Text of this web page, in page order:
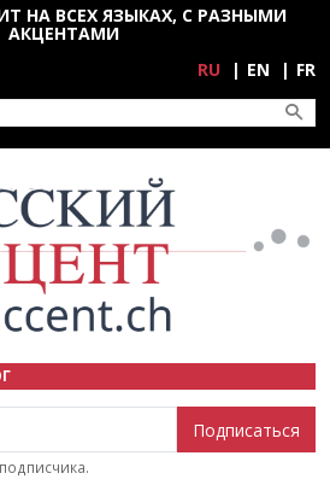
НА ВСЕХ ЯЗЫКАХ, С РАЗНЫМИ
АКЦЕНТАМИ
RU EN FR